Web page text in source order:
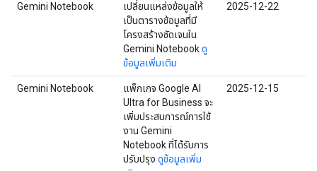
Gemini Notebook
เปลี่ยนแหล่งข้อมูลให้
เป็นตารางข้อมูลที่มี
โครงสร้างชัดเจนใน
Gemini Notebookดู
ข้อมูลเพิ่มเติม
2025-12-22
Gemini Notebook
แพ็กเกจ Google AI
Ultra for Business จะ
เพิ่มประสบการณ์การใช้
งาน Gemini
Notebook ที่ได้รับการ
ปรับปรุง ดูข้อมูลเพิ่ม
2025-12-15